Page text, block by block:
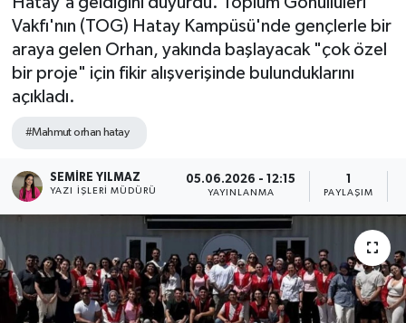
Vakfı'nın (TOG) Hatay Kampüsü'nde gençlerle bir
araya gelen Orhan, yakında başlayacak "çok özel
bir proje" için fikir alışverişinde bulunduklarını
açıkladı.
#Mahmut orhan hatay
SEMIRE YILMAZ
YAZI İŞLERI MÜDÜRÜ
05.06.2026 - 12:15
YAYINLANMA PAYLAŞIM